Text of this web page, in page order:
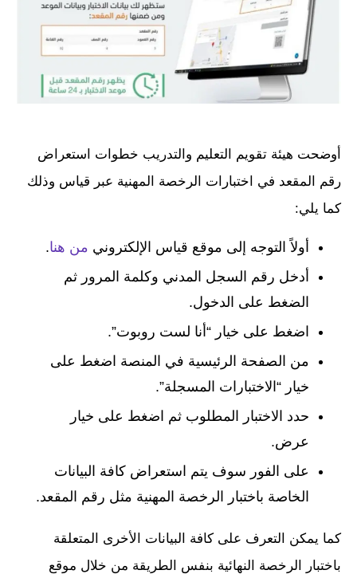
أوضحت هيئة تقويم التعليم والتدريب خطوات استعراض
رقم المقعد في اختبارات الرخصة المهنية عبر قياس وذلك
كما يلي:
أولاً التوجه إلى موقع قياس الإلكتروني من هنا.
أدخل رقم السجل المدني وكلمة المرور ثم
الضغط على الدخول.
اضغط على خيار “أنا لست روبوت”.
من الصفحة الرئيسية في المنصة اضغط على
خيار “الاختبارات المسجلة”.
حدد الاختبار المطلوب ثم اضغط على خيار
عرض.
على الفور سوف يتم استعراض كافة البيانات
الخاصة باختبار الرخصة المهنية مثل رقم المقعد.
كما يمكن التعرف على كافة البيانات الأخرى المتعلقة
باختبار الرخصة النهائية بنفس الطريقة من خلال موقع